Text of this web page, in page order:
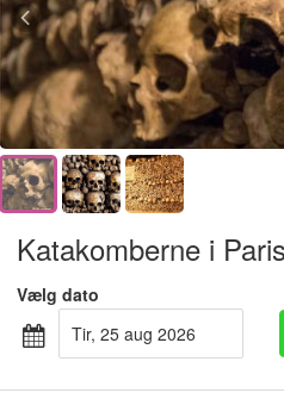
Katakomberne i
Vælg dato
tir, 25 aug 2026